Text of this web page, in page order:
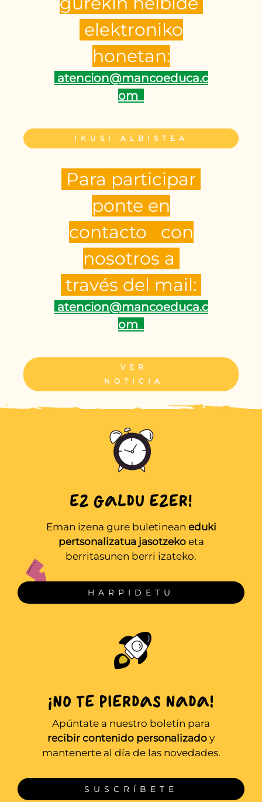
elektroniko
honetan:
atencion@mancoeduca.c
om
IKUSI ALBISTEA
Para participar
ponte en
contacto con
nosotros a
través del mail:
atencion@mancoeduca.c
om
VER
NOTICIA
Eman izena gure buletinean eduki
pertsonalizatua jasotzeko eta
berritasunen berri izateko.
HARPIDETU
Apúntate a nuestro boletín para
recibir contenido personalizado y
mantenerte al día de las novedades.
SUSCRÍBETE